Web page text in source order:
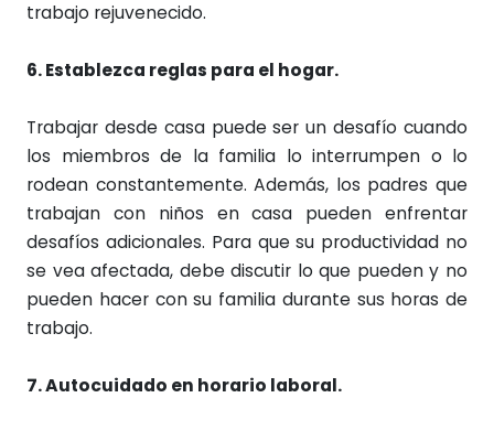
trabajo rejuvenecido.
6. Establezca reglas para el hogar.
Trabajar desde casa puede ser un desafío cuando
los miembros de la familia lo interrumpen o lo
rodean constantemente. Además, los padres que
trabajan con niños en casa pueden enfrentar
desafíos adicionales. Para que su productividad no
se vea afectada, debe discutir lo que pueden y no
pueden hacer con su familia durante sus horas de
trabajo.
7. Autocuidado en horario laboral.